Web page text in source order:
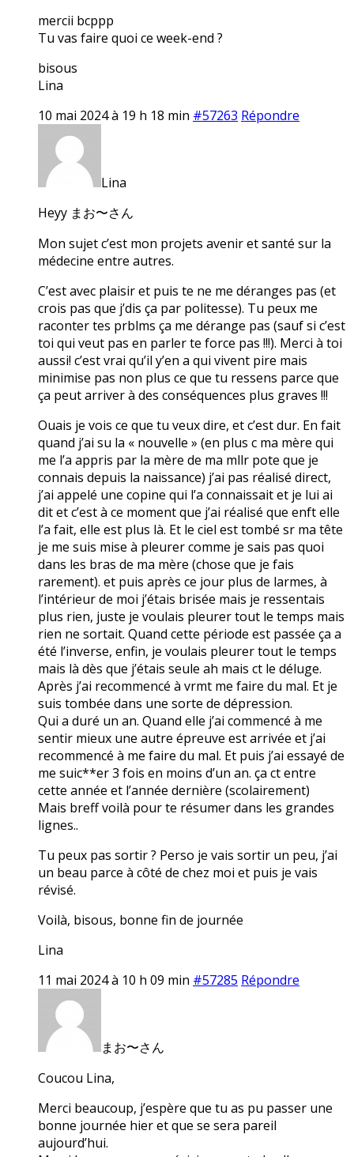
mercii bcppp
Tu vas faire quoi ce week-end ?
bisous
Lina
10 mai 2024 à 19 h 18 min #57263 Répondre
Lina
Heyy まお〜さん
Mon sujet c’est mon projets avenir et santé sur la
médecine entre autres.
C’est avec plaisir et puis te ne me déranges pas (et
crois pas que j’dis ça par politesse). Tu peux me
raconter tes prblms ça me dérange pas (sauf si c’est
toi qui veut pas en parler te force pas !!!). Merci à toi
aussi! c’est vrai qu’il y’en a qui vivent pire mais
minimise pas non plus ce que tu ressens parce que
ça peut arriver à des conséquences plus graves !!!
Ouais je vois ce que tu veux dire, et c’est dur. En fait
quand j’ai su la « nouvelle » (en plus c ma mère qui
me l’a appris par la mère de ma mllr pote que je
connais depuis la naissance) j’ai pas réalisé direct,
j’ai appelé une copine qui l’a connaissait et je lui ai
dit et c’est à ce moment que j’ai réalisé que enft elle
l’a fait, elle est plus là. Et le ciel est tombé sr ma tête
je me suis mise à pleurer comme je sais pas quoi
dans les bras de ma mère (chose que je fais
rarement). et puis après ce jour plus de larmes, à
l’intérieur de moi j’étais brisée mais je ressentais
plus rien, juste je voulais pleurer tout le temps mais
rien ne sortait. Quand cette période est passée ça a
été l’inverse, enfin, je voulais pleurer tout le temps
mais là dès que j’étais seule ah mais ct le déluge.
Après j’ai recommencé à vrmt me faire du mal. Et je
suis tombée dans une sorte de dépression.
Qui a duré un an. Quand elle j’ai commencé à me
sentir mieux une autre épreuve est arrivée et j’ai
recommencé à me faire du mal. Et puis j’ai essayé de
me suic**er 3 fois en moins d’un an. ça ct entre
cette année et l’année dernière (scolairement)
Mais breff voilà pour te résumer dans les grandes
lignes..
Tu peux pas sortir ? Perso je vais sortir un peu, j’ai
un beau parce à côté de chez moi et puis je vais
révisé.
Voilà, bisous, bonne fin de journée
Lina
11 mai 2024 à 10 h 09 min #57285 Répondre
まお〜さん
Coucou Lina,
Merci beaucoup, j’espère que tu as pu passer une
bonne journée hier et que se sera pareil
aujourd’hui.